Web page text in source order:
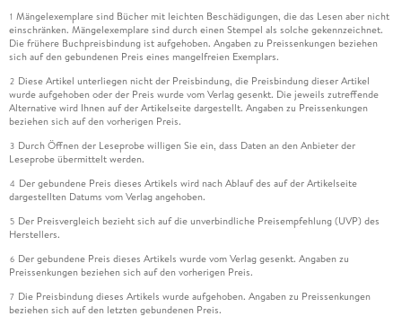
1 Mängelexemplare sind Bücher mit leichten Beschädigungen, die das Lesen aber nicht
einschränken. Mängelexemplare sind durch einen Stempel als solche gekennzeichnet.
Die frühere Buchpreisbindung ist aufgehoben. Angaben zu Preissenkungen beziehen
sich auf den gebundenen Preis eines mangelfreien Exemplars.
2 Diese Artikel unterliegen nicht der Preisbindung, die Preisbindung dieser Artikel
wurde aufgehoben oder der Preis wurde vom Verlag gesenkt. Die jeweils zutreffende
Alternative wird Ihnen auf der Artikelseite dargestellt. Angaben zu Preissenkungen
beziehen sich auf den vorherigen Preis.
3 Durch Öffnen der Leseprobe willigen Sie ein, dass Daten an den Anbieter der
Leseprobe übermittelt werden.
4 Der gebundene Preis dieses Artikels wird nach Ablauf des auf der Artikelseite
dargestellten Datums vom Verlag angehoben.
5 Der Preisvergleich bezieht sich auf die unverbindliche Preisempfehlung (UVP) des
Herstellers.
6 Der gebundene Preis dieses Artikels wurde vom Verlag gesenkt. Angaben zu
Preissenkungen beziehen sich auf den vorherigen Preis.
7 Die Preisbindung dieses Artikels wurde aufgehoben. Angaben zu Preissenkungen
beziehen sich auf den letzten gebundenen Preis.